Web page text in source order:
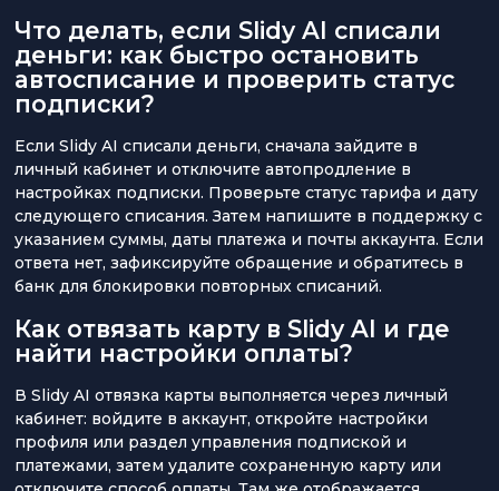
Что делать, если Slidy AI списали
деньги: как быстро остановить
автосписание и проверить статус
подписки?
Если Slidy AI списали деньги, сначала зайдите в
личный кабинет и отключите автопродление в
настройках подписки. Проверьте статус тарифа и дату
следующего списания. Затем напишите в поддержку с
указанием суммы, даты платежа и почты аккаунта. Если
ответа нет, зафиксируйте обращение и обратитесь в
банк для блокировки повторных списаний.
Как отвязать карту в Slidy AI и где
найти настройки оплаты?
В Slidy AI отвязка карты выполняется через личный
кабинет: войдите в аккаунт, откройте настройки
профиля или раздел управления подпиской и
платежами, затем удалите сохраненную карту или